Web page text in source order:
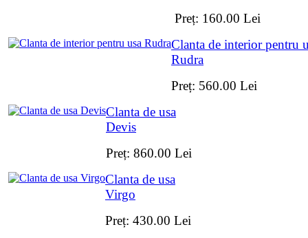
Preț: 160.00 Lei
Clanta de interior pentru
Rudra
Preț: 560.00 Lei
Clanta de usa
Devis
Preț: 860.00 Lei
Clanta de usa
Virgo
Preț: 430.00 Lei